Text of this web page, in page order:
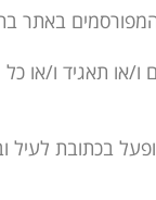
ו/או תאגיד ו/
בכתובת